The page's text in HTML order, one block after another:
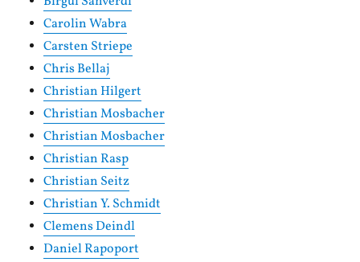
Carolin Wabra
Carsten Striepe
Chris Bellaj
Christian Hilgert
Christian Mosbacher
Christian Mosbacher
Christian Rasp
Christian Seitz
Christian Y. Schmidt
Clemens Deindl
Daniel Rapoport